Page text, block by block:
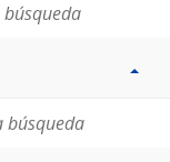
búsqueda